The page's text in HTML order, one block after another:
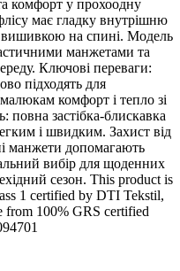
комфорт у прохоодну
має гладку внутрішню
на спині. Модель
манжетами та
Ключові переваги:
підходять для
комфорт і тепло зі
повна застібка-блискавка
і швидким. Захист від
манжети допомагають
вибір для щоденних
сезон. This product is
1 certified by DTI Tekstil,
from 100% GRS certified